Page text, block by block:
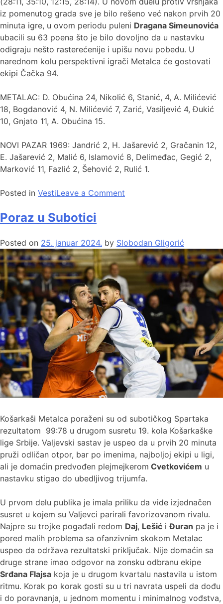
iz pomenutog grada sve je bilo rešeno već nakon prvih 20
minuta igre, u ovom periodu puleni Dragana Simeunovića
ubacili su 63 poena što je bilo dovoljno da u nastavku
odigraju nešto rasterećenije i upišu novu pobedu. U
narednom kolu perspektivni igrači Metalca će gostovati
ekipi Čačka 94.
METALAC: D. Obućina 24, Nikolić 6, Stanić, 4, A. Milićević
18, Bogdanović 4, N. Milićević 7, Zarić, Vasiljević 4, Đukić
10, Gnjato 11, A. Obućina 15.
NOVI PAZAR 1969: Jandrić 2, H. Jašarević 2, Gračanin 12,
E. Jašarević 2, Malić 6, Islamović 8, Delimeđac, Gegić 2,
Marković 11, Fazlić 2, Šehović 2, Rulić 1.
Posted in VestiLeave a Comment
Poraz u Subotici
Posted on 25. januar 2024. by Slobodan Gligorić
Košarkaši Metalca poraženi su od subotičkog Spartaka
rezultatom 99:78 u drugom susretu 19. kola Košarkaške
lige Srbije. Valjevski sastav je uspeo da u prvih 20 minuta
pruži odličan otpor, bar po imenima, najboljoj ekipi u ligi,
ali je domaćin predvođen plejmejkerom Cvetkovićem u
nastavku stigao do ubedljivog trijumfa.
U prvom delu publika je imala priliku da vide izjednačen
susret u kojem su Valjevci parirali favorizovanom rivalu.
Najpre su trojke pogađali redom Daj, Lešić iĐuran pa je i
pored malih problema sa ofanzivnim skokom Metalac
uspeo da održava rezultatski priključak. Nije domaćin sa
druge strane imao odgovor na zonsku odbranu ekipe
Srđana Flajsa koja je u drugom kvartalu nastavila u istom
ritmu. Korak po korak gosti su u tri navrata uspeli da dođu
i do poravnanja, u jednom momentu i minimalnog vođstva,